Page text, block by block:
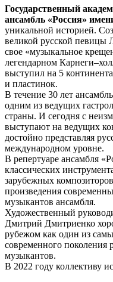
Государственный
ансамбль «Россия»
уникальной историей.
великой русской
свое «музыкальное
легендарном
выступил на 5
и пластинок.
В течение 30 лет
одним из ведущих
страны. И сегодня с
выступают на ведущих
достойно представляя
международном уровне.
В репертуаре ансамбля
классических
зарубежных
произведения
музыкантов ансамбля.
Художественный
Дмитрий Дмитриенко
рубежом как один из
современного поколения
музыкантов.
В 2022 году коллективу